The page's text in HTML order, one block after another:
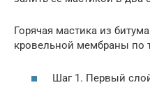
Горячая мастика из
кровельной мембраны по
Шаг 1. Первый